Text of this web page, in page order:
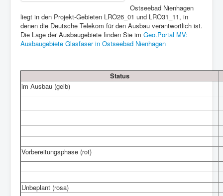
Ostseebad Nienhagen
liegt in den Projekt-Gebieten LRO26_01 und LRO31_11, in
denen die Deutsche Telekom für den Ausbau verantwortlich ist.
Die Lage der Ausbaugebiete finden Sie im Geo.Portal MV:
Ausbaugebiete Glasfaser in Ostseebad Nienhagen
Status
im Ausbau (gelb)
Vorbereitungsphase (rot)
Unbeplant (rosa)